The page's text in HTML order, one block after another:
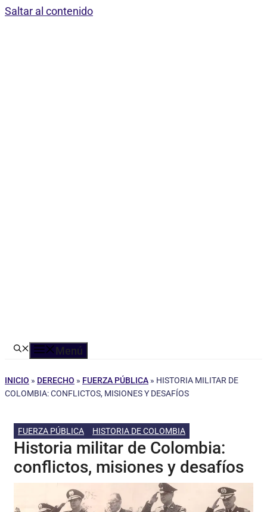
Saltar al contenido
Menú
INICIO » DERECHO » FUERZA PÚBLICA » HISTORIA MILITAR DE
COLOMBIA: CONFLICTOS, MISIONES Y DESAFÍOS
FUERZA PÚBLICA HISTORIA DE COLOMBIA
Historia militar de Colombia:
conflictos, misiones y desafíos